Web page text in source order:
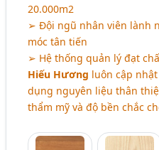
20.000m2
➢ Đội ngũ nhân viên lành
móc tân tiến
➢ Hệ thống quản lý đạt
Hiếu Hương luôn cập
dụng nguyên liệu thân
thẩm mỹ và độ bền chắc